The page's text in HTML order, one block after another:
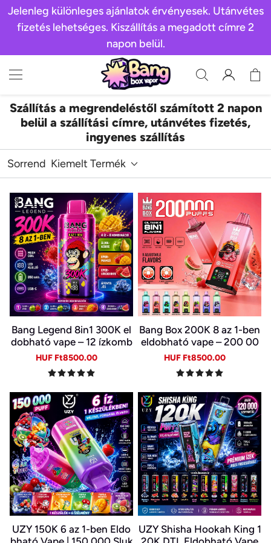
Jelenleg különleges ajánlatok érvényesek. Utánvétes
fizetés lehetséges. Kiszállítás a megadott címre 2
napon belül.
Szállítás a megrendeléstől számított 2 napon
belül a szállítási címre, utánvétes fizetés,
ingyenes szállítás
Sorrend Kiemelt Termék
Bang Legend 8in1 300K el
dobható vape – 12 ízkomb
ináció
Sale
HUF Ft8500.00
Bang Box 200K 8 az 1-ben
eldobható vape – 200 00
0 slukk, 10 íz
Sale
HUF Ft8500.00
UZY 150K 6 az 1-ben Eldo
UZY Shisha Hookah King 1